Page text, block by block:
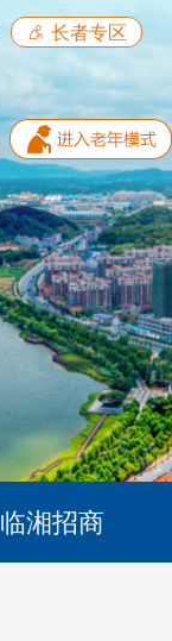
长者专区
临湘招商